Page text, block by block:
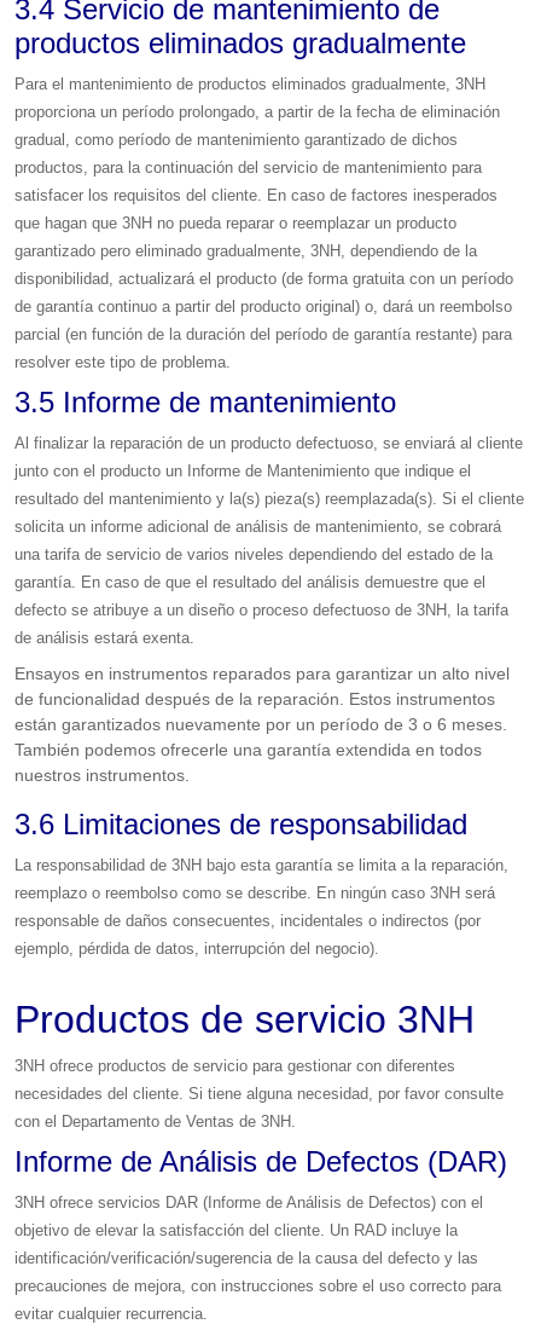
3.4 Servicio de mantenimiento de
productos eliminados gradualmente
Para el mantenimiento de productos eliminados gradualmente, 3NH
proporciona un período prolongado, a partir de la fecha de eliminación
gradual, como período de mantenimiento garantizado de dichos
productos, para la continuación del servicio de mantenimiento para
satisfacer los requisitos del cliente. En caso de factores inesperados
que hagan que 3NH no pueda reparar o reemplazar un producto
garantizado pero eliminado gradualmente, 3NH, dependiendo de la
disponibilidad, actualizará el producto (de forma gratuita con un período
de garantía continuo a partir del producto original) o, dará un reembolso
parcial (en función de la duración del período de garantía restante) para
resolver este tipo de problema.
3.5 Informe de mantenimiento
Al finalizar la reparación de un producto defectuoso, se enviará al cliente
junto con el producto un Informe de Mantenimiento que indique el
resultado del mantenimiento y la(s) pieza(s) reemplazada(s). Si el cliente
solicita un informe adicional de análisis de mantenimiento, se cobrará
una tarifa de servicio de varios niveles dependiendo del estado de la
garantía. En caso de que el resultado del análisis demuestre que el
defecto se atribuye a un diseño o proceso defectuoso de 3NH, la tarifa
de análisis estará exenta.
Ensayos en instrumentos reparados para garantizar un alto nivel
de funcionalidad después de la reparación. Estos instrumentos
están garantizados nuevamente por un período de 3 o 6 meses.
También podemos ofrecerle una garantía extendida en todos
nuestros instrumentos.
3.6 Limitaciones de responsabilidad
La responsabilidad de 3NH bajo esta garantía se limita a la reparación,
reemplazo o reembolso como se describe. En ningún caso 3NH será
responsable de daños consecuentes, incidentales o indirectos (por
ejemplo, pérdida de datos, interrupción del negocio).
Productos de servicio 3NH
3NH ofrece productos de servicio para gestionar con diferentes
necesidades del cliente. Si tiene alguna necesidad, por favor consulte
con el Departamento de Ventas de 3NH.
Informe de Análisis de Defectos (DAR)
3NH ofrece servicios DAR (Informe de Análisis de Defectos) con el
objetivo de elevar la satisfacción del cliente. Un RAD incluye la
identificación/verificación/sugerencia de la causa del defecto y las
precauciones de mejora, con instrucciones sobre el uso correcto para
evitar cualquier recurrencia.